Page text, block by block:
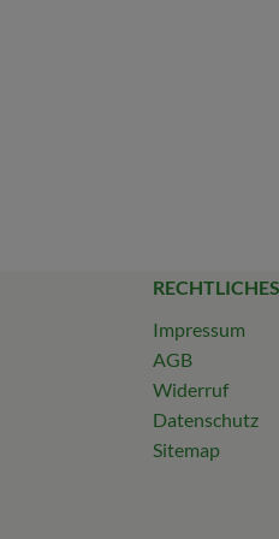
RECHTLICHES
Impressum
AGB
Widerruf
Datenschutz
Sitemap
?hl=de